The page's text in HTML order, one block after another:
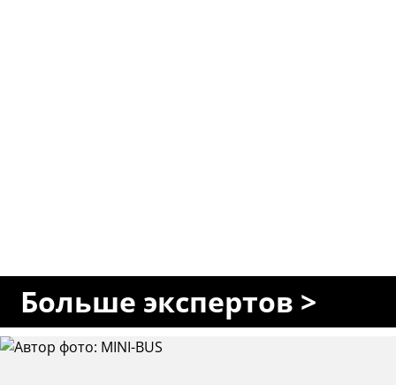
Больше экспертов >